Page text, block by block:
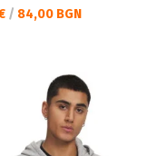
цена:
/ 84,00 BGN